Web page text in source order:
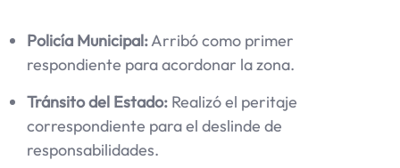
Policía Municipal:Arribó como primer
respondiente para acordonar la zona.
Tránsito del Estado: Realizó el peritaje
correspondiente para el deslinde de
responsabilidades.